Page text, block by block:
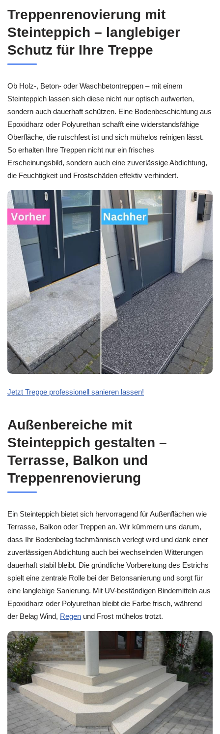
Treppenrenovierung mit
Steinteppich – langlebiger
Schutz für Ihre Treppe
Ob Holz-, Beton- oder Waschbetontreppen – mit einem
Steinteppich lassen sich diese nicht nur optisch aufwerten,
sondern auch dauerhaft schützen. Eine Bodenbeschichtung aus
Epoxidharz oder Polyurethan schafft eine widerstandsfähige
Oberfläche, die rutschfest ist und sich mühelos reinigen lässt.
So erhalten Ihre Treppen nicht nur ein frisches
Erscheinungsbild, sondern auch eine zuverlässige Abdichtung,
die Feuchtigkeit und Frostschäden effektiv verhindert.
Jetzt Treppe professionell sanieren lassen!
Außenbereiche mit
Steinteppich gestalten –
Terrasse, Balkon und
Treppenrenovierung
Ein Steinteppich bietet sich hervorragend für Außenflächen wie
Terrasse, Balkon oder Treppen an. Wir kümmern uns darum,
dass Ihr Bodenbelag fachmännisch verlegt wird und dank einer
zuverlässigen Abdichtung auch bei wechselnden Witterungen
dauerhaft stabil bleibt. Die gründliche Vorbereitung des Estrichs
spielt eine zentrale Rolle bei der Betonsanierung und sorgt für
eine langlebige Sanierung. Mit UV-beständigen Bindemitteln aus
Epoxidharz oder Polyurethan bleibt die Farbe frisch, während
der Belag Wind, Regen und Frost mühelos trotzt.